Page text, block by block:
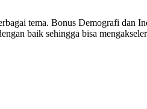
tema. Bonus Demografi dan
baik sehingga bisa